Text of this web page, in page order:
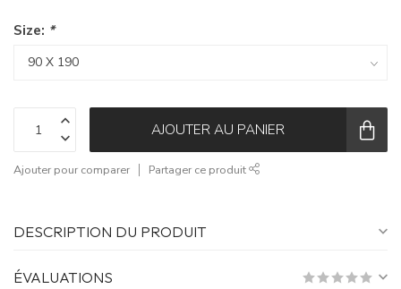
Size: *
AJOUTER AU PANIER
Ajouter pour comparer Partager ce produit
DESCRIPTION DU PRODUIT
ÉVALUATIONS